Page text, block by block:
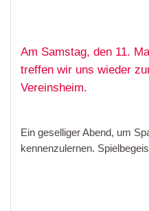
Am Samstag, den 11.
treffen wir uns wieder
Vereinsheim.
Ein geselliger Abend, um
kennenzulernen.